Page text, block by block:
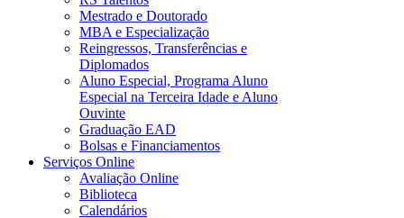
Mestrado e Doutorado
MBA e Especialização
Reingressos, Transferências e
Diplomados
Aluno Especial, Programa Aluno
Especial na Terceira Idade e Aluno
Ouvinte
Graduação EAD
Bolsas e Financiamentos
Serviços Online
Avaliação Online
Biblioteca
Calendários